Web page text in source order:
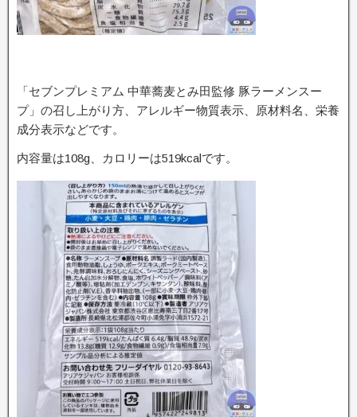
「セブンプレミアム 中華蕎麦とみ田監修 豚ラーメンスー
プ」の召し上がり方、アレルギー物質表示、原材料名、栄養
成分表示などです。
内容量は108g、カロリーは519kcalです。